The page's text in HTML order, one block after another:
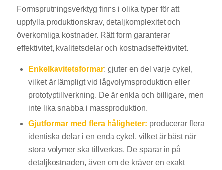
Formsprutningsverktyg finns i olika typer för att
uppfylla produktionskrav, detaljkomplexitet och
överkomliga kostnader. Rätt form garanterar
effektivitet, kvalitetsdelar och kostnadseffektivitet.
Enkelkavitetsformar: gjuter en del varje cykel,
vilket är lämpligt vid lågvolymsproduktion eller
prototyptillverkning. De är enkla och billigare, men
inte lika snabba i massproduktion.
Gjutformar med flera håligheter: producerar flera
identiska delar i en enda cykel, vilket är bäst när
stora volymer ska tillverkas. De sparar in på
detaljkostnaden, även om de kräver en exakt